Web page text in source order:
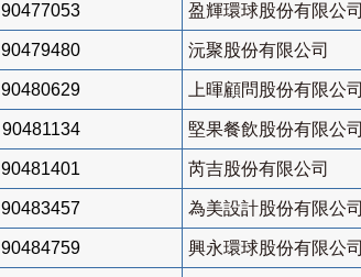
90477053 盈輝環球股份有限公司
90479480 沅聚股份有限公司
90480629 上暉顧問股份有限公司
90481134 堅果餐飲股份有限公司
90481401 芮吉股份有限公司
90483457 為美設計股份有限公司
90484759 興永環球股份有限公司